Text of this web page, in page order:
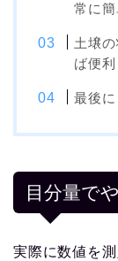
常に
土壌
ば便利
最後に
目分量で
実際に数値を